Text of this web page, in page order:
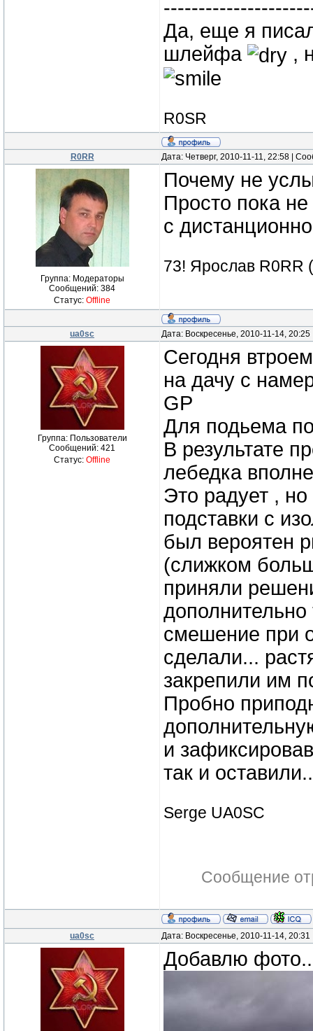
Да, еще я
шлейфа
,
R0SR
R0RR Дата: Четверг, 2010-11-11, 22:58 |
Группа: Модераторы
Сообщений: 384
Статус: Offline
Почему не
Просто пока
с
73! Ярослав R0RR
ua0sc Дата: Воскресенье, 2010-11-14,
Группа: Пользователи
Сообщений: 421
Статус: Offline
Сегодня
на дачу с
GP
Для подьема
В результате
лебедка
Это радует ,
подставки с
был вероятен
(слижком
приняли
смешение при
сделали...
закрепили им
Пробно
и
так и
Serge UA0SC
Сообщение
ua0sc Дата: Воскресенье, 2010-11-14,
Добавлю